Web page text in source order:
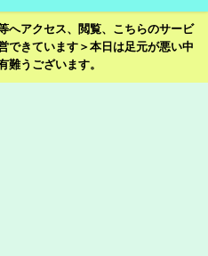
へアクセス、閲覧、こちらのサービ
できています＞本日は足元が悪い中
難うございます。